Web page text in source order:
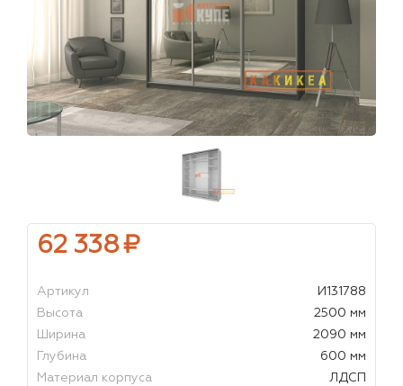
62 338₽
Артикул
И131788
Высота
2500 мм
Ширина
2090 мм
Глубина
600 мм
Материал корпуса
ЛДСП